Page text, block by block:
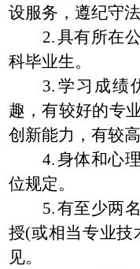
设服务，遵纪守
2.具有所在
科毕业生。
3. 学习成绩
趣，有较好的专
创新能力，有较
4.身体和心
位规定。
5.有至少两
授(或相当专业技
见。